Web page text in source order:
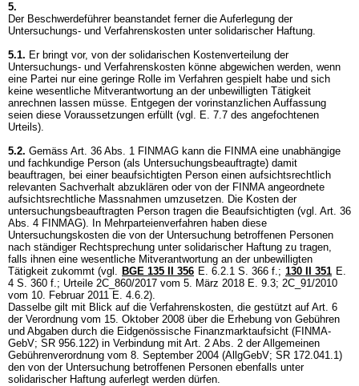
5.
Der Beschwerdeführer beanstandet ferner die Auferlegung der
Untersuchungs- und Verfahrenskosten unter solidarischer Haftung.
5.1. Er bringt vor, von der solidarischen Kostenverteilung der
Untersuchungs- und Verfahrenskosten könne abgewichen werden, wenn
eine Partei nur eine geringe Rolle im Verfahren gespielt habe und sich
keine wesentliche Mitverantwortung an der unbewilligten Tätigkeit
anrechnen lassen müsse. Entgegen der vorinstanzlichen Auffassung
seien diese Voraussetzungen erfüllt (vgl. E. 7.7 des angefochtenen
Urteils).
5.2. Gemäss Art. 36 Abs. 1 FINMAG kann die FINMA eine unabhängige
und fachkundige Person (als Untersuchungsbeauftragte) damit
beauftragen, bei einer beaufsichtigten Person einen aufsichtsrechtlich
relevanten Sachverhalt abzuklären oder von der FINMA angeordnete
aufsichtsrechtliche Massnahmen umzusetzen. Die Kosten der
untersuchungsbeauftragten Person tragen die Beaufsichtigten (vgl. Art. 36
Abs. 4 FINMAG). In Mehrparteienverfahren haben diese
Untersuchungskosten die von der Untersuchung betroffenen Personen
nach ständiger Rechtsprechung unter solidarischer Haftung zu tragen,
falls ihnen eine wesentliche Mitverantwortung an der unbewilligten
Tätigkeit zukommt (vgl. BGE 135 II 356 E. 6.2.1 S. 366 f.; 130 II 351 E.
4 S. 360 f.; Urteile 2C_860/2017 vom 5. März 2018 E. 9.3; 2C_91/2010
vom 10. Februar 2011 E. 4.6.2).
Dasselbe gilt mit Blick auf die Verfahrenskosten, die gestützt auf Art. 6
der Verordnung vom 15. Oktober 2008 über die Erhebung von Gebühren
und Abgaben durch die Eidgenössische Finanzmarktaufsicht (FINMA-
GebV; SR 956.122) in Verbindung mit Art. 2 Abs. 2 der Allgemeinen
Gebührenverordnung vom 8. September 2004 (AllgGebV; SR 172.041.1)
den von der Untersuchung betroffenen Personen ebenfalls unter
solidarischer Haftung auferlegt werden dürfen.